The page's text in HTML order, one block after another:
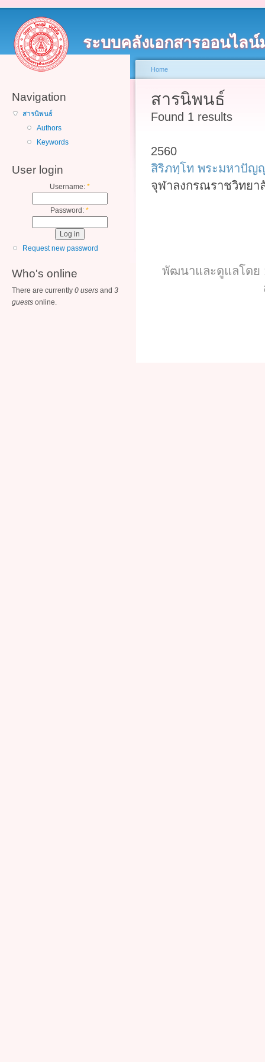
ระบบคลังเอกสารออนไล
Navigation
สารนิพนธ์
Authors
Keywords
User login
Username: *
Password: *
Request new password
Who's online
There are currently 0 users and 3
guests online.
Home
สารนิพนธ์
Found 1 results
2560
สิริภทฺโท พระมหาปัญ
จุฬาลงกรณราชวิทยา
พัฒนาและดูแลโดย